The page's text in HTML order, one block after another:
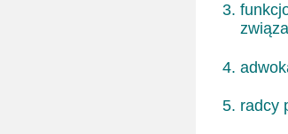
radcy